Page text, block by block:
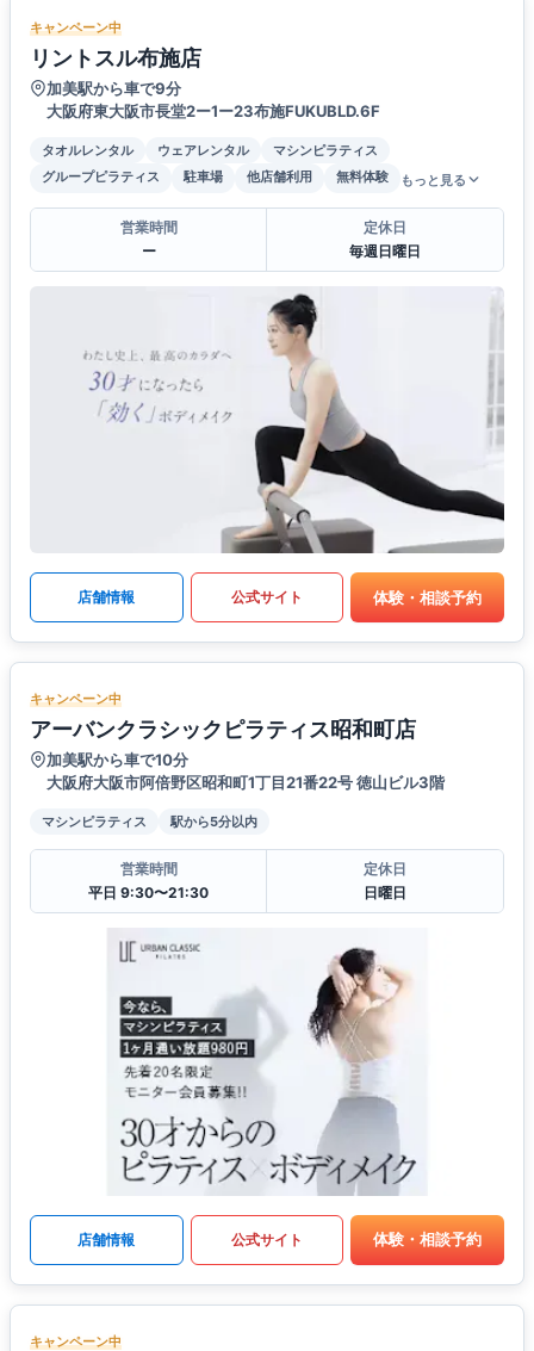
キャンペーン中
リントスル布施店
加美駅から車で9分
大阪府東大阪市長堂2ー1ー23布施FUKUBLD.6F
タオルレンタル ウェアレンタル
マシンピラティス
グループピラティス
駐車場 他店舗利用 無料体験 もっと見る
営業時間
ー
定休日
毎週日曜日
店舗情報 公式サイト 体験・相談予約
キャンペーン中
アーバンクラシックピラティス昭和町店
加美駅から車で10分
大阪府大阪市阿倍野区昭和町1丁目21番22号 徳山ビル3階
マシンピラティス 駅から5分以内
営業時間
平日 9:30〜21:30
定休日
日曜日
店舗情報 公式サイト 体験・相談予約
キャンペーン中